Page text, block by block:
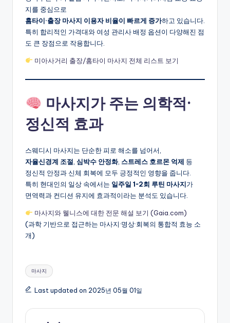
지를 중심으로
홈타이·출장 마사지 이용자 비율이 빠르게 증가하고 있습니다.
특히 합리적인 가격대와 여성 관리사 배정 옵션이 다양해진 점
도 큰 장점으로 작용합니다.
미아사거리 출장/홈타이 마사지 전체 리스트 보기
마사지가 주는 의학적·
정신적 효과
스웨디시 마사지는 단순한 피로 해소를 넘어서,
자율신경계 조절 심박수 안정화, 스트레스 호르몬 억제 등
정신적 안정과 신체 회복에 모두 긍정적인 영향을 줍니다.
특히 현대인의 일상 속에서는 일주일 1~2회 루틴 마사지가
면역력과 컨디션 유지에 효과적이라는 분석도 있습니다.
마사지와 웰니스에 대한 전문 해설 보기 (Gaia.com)
(과학 기반으로 접근하는 마사지·명상·회복의 통합적 효능 소
개)
Tags:
마사지
Last updated on 2025년 05월 01일